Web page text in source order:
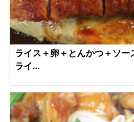
ライス＋卵＋とんかつ＋ソ
ライ...